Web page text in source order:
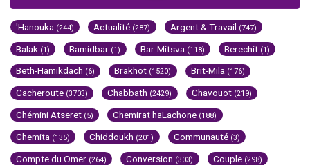
'Hanouka (244) Actualité (287) Argent & Travail (747)
Balak (1) Bamidbar (1) Bar-Mitsva (118) Berechit (1)
Beth-Hamikdach (6) Brakhot (1520) Brit-Mila (176)
Cacheroute (3703) Chabbath (2429) Chavouot (219)
Chémini Atseret (5) Chemirat haLachone (188)
Chemita (135) Chiddoukh (201) Communauté (3)
Compte du Omer (264) Conversion (303) Couple (298)